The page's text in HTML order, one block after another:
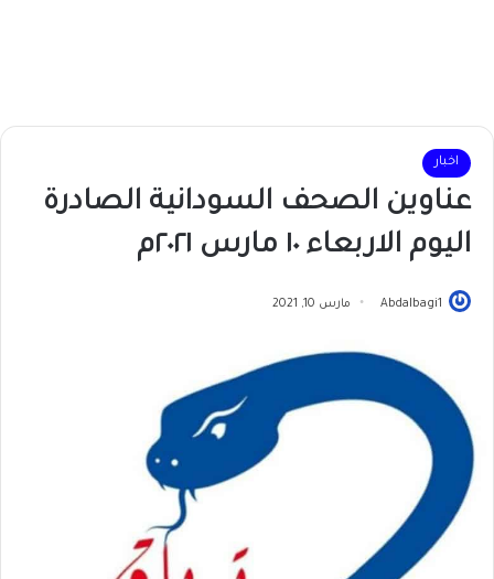
اخبار
عناوين الصحف السودانية الصادرة
اليوم الاربعاء ١٠ مارس ٢٠٢١م
Abdalbagi1 مارس 10, 2021